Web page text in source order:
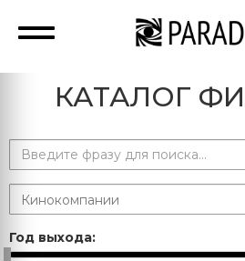
КАТАЛОГ
Год выхода: